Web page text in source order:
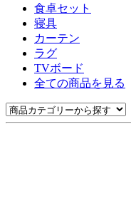
食卓セット
寝具
カーテン
ラグ
TVボード
全ての商品を見る